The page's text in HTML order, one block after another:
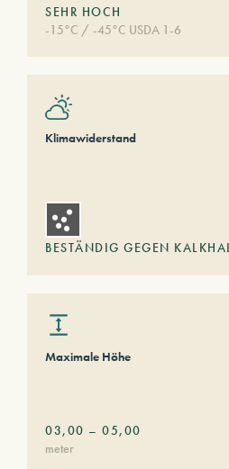
SEHR HOCH
-15°C / -45°C USDA 1-6
Klimawiderstand
BESTÄNDIG GEGEN
Maximale Höhe
03,00 – 05,00
meter